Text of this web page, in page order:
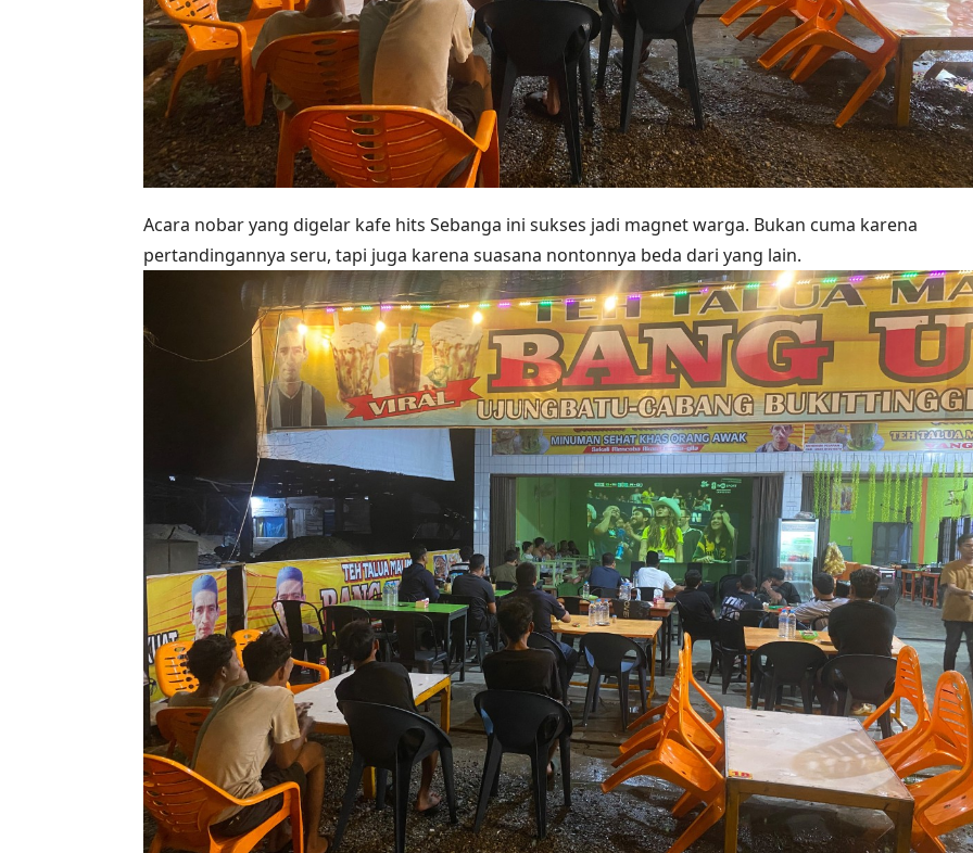
Acara nobar yang digelar kafe hits Sebanga ini sukses jadi magnet warga. Bukan cuma karena
pertandingannya seru, tapi juga karena suasana nontonnya beda dari yang lain.